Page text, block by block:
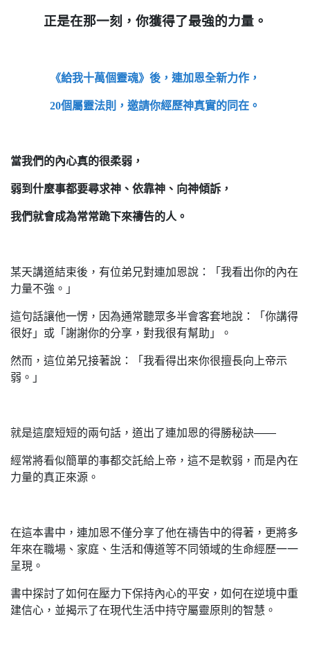
正是在那一刻，你獲得了最強的力量。
《給我十萬個靈魂》後，連加恩全新力作，
20個屬靈法則，邀請你經歷神真實的同在。
當我們的內心真的很柔弱，
弱到什麼事都要尋求神、依靠神、向神傾訴，
我們就會成為常常跪下來禱告的人。
某天講道結束後，有位弟兄對連加恩說：「我看出你的內在
力量不強。」
這句話讓他一愣，因為通常聽眾多半會客套地說：「你講得
很好」或「謝謝你的分享，對我很有幫助」。
然而，這位弟兄接著說：「我看得出來你很擅長向上帝示
弱。」
就是這麼短短的兩句話，道出了連加恩的得勝秘訣——
經常將看似簡單的事都交託給上帝，這不是軟弱，而是內在
力量的真正來源。
在這本書中，連加恩不僅分享了他在禱告中的得著，更將多
年來在職場、家庭、生活和傳道等不同領域的生命經歷一一
呈現。
書中探討了如何在壓力下保持內心的平安，如何在逆境中重
建信心，並揭示了在現代生活中持守屬靈原則的智慧。